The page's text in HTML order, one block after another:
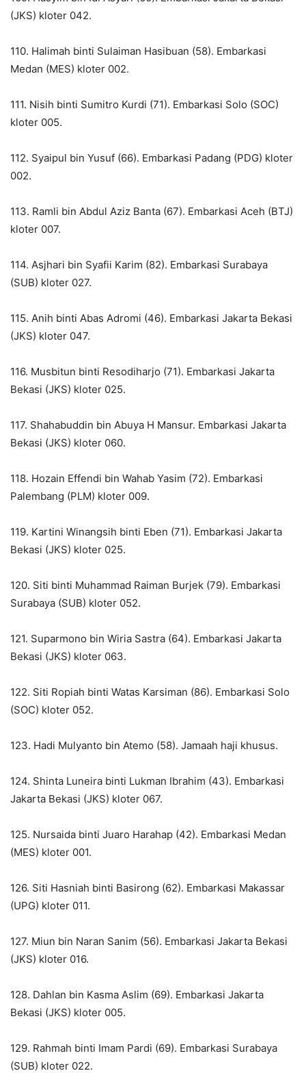
(JKS) kloter 042.
110. Halimah binti Sulaiman Hasibuan (58). Embarkasi
Medan (MES) kloter 002.
111. Nisih binti Sumitro Kurdi (71). Embarkasi Solo (SOC)
kloter 005.
112. Syaipul bin Yusuf (66). Embarkasi Padang (PDG) kloter
002.
113. Ramli bin Abdul Aziz Banta (67). Embarkasi Aceh (BTJ)
kloter 007.
114. Asjhari bin Syafii Karim (82). Embarkasi Surabaya
(SUB) kloter 027.
115. Anih binti Abas Adromi (46). Embarkasi Jakarta Bekasi
(JKS) kloter 047.
116. Musbitun binti Resodiharjo (71). Embarkasi Jakarta
Bekasi (JKS) kloter 025.
117. Shahabuddin bin Abuya H Mansur. Embarkasi Jakarta
Bekasi (JKS) kloter 060.
118. Hozain Effendi bin Wahab Yasim (72). Embarkasi
Palembang (PLM) kloter 009.
119. Kartini Winangsih binti Eben (71). Embarkasi Jakarta
Bekasi (JKS) kloter 025.
120. Siti binti Muhammad Raiman Burjek (79). Embarkasi
Surabaya (SUB) kloter 052.
121. Suparmono bin Wiria Sastra (64). Embarkasi Jakarta
Bekasi (JKS) kloter 063.
122. Siti Ropiah binti Watas Karsiman (86). Embarkasi Solo
(SOC) kloter 052.
123. Hadi Mulyanto bin Atemo (58). Jamaah haji khusus.
124. Shinta Luneira binti Lukman Ibrahim (43). Embarkasi
Jakarta Bekasi (JKS) kloter 067.
125. Nursaida binti Juaro Harahap (42). Embarkasi Medan
(MES) kloter 001.
126. Siti Hasniah binti Basirong (62). Embarkasi Makassar
(UPG) kloter 011.
127. Miun bin Naran Sanim (56). Embarkasi Jakarta Bekasi
(JKS) kloter 016.
128. Dahlan bin Kasma Aslim (69). Embarkasi Jakarta
Bekasi (JKS) kloter 005.
129. Rahmah binti Imam Pardi (69). Embarkasi Surabaya
(SUB) kloter 022.